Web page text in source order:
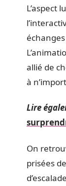
L’aspect
allié de
à
Lire
On
prisées